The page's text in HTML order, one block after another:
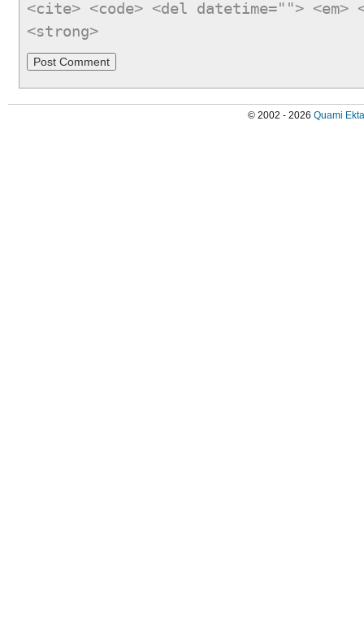
<cite> <code> <del datetime="">
<strong>
© 2002 - 2026 Quami